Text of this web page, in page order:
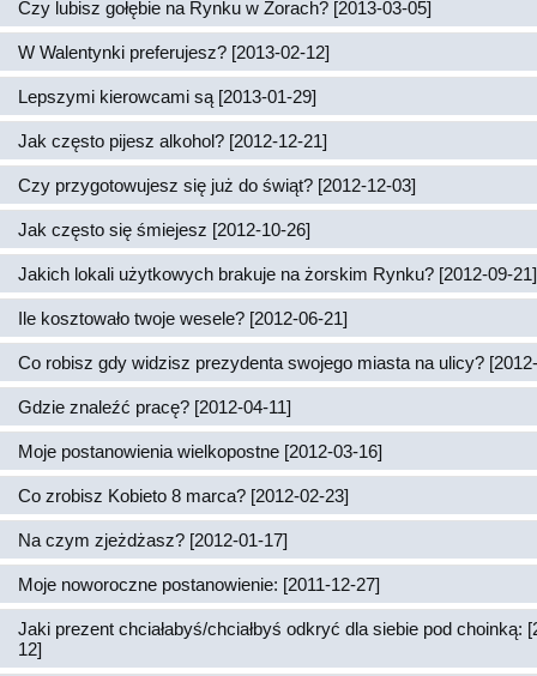
Czy lubisz gołębie na Rynku w Żorach? [2013-03-05]
W Walentynki preferujesz? [2013-02-12]
Lepszymi kierowcami są [2013-01-29]
Jak często pijesz alkohol? [2012-12-21]
Czy przygotowujesz się już do świąt? [2012-12-03]
Jak często się śmiejesz [2012-10-26]
Jakich lokali użytkowych brakuje na żorskim Rynku? [2012-09-21]
Ile kosztowało twoje wesele? [2012-06-21]
Co robisz gdy widzisz prezydenta swojego miasta na ulicy?
Gdzie znaleźć pracę? [2012-04-11]
Moje postanowienia wielkopostne [2012-03-16]
Co zrobisz Kobieto 8 marca? [2012-02-23]
Na czym zjeżdżasz? [2012-01-17]
Moje noworoczne postanowienie: [2011-12-27]
Jaki prezent chciałabyś/chciałbyś odkryć dla siebie pod choinką:
12]